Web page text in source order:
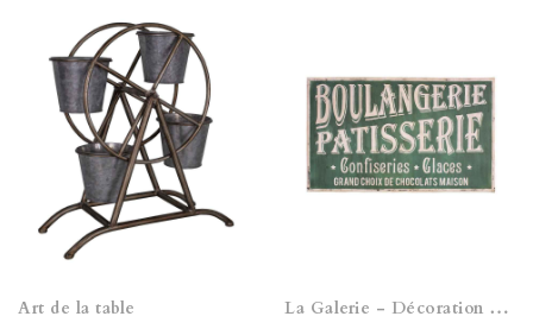
Art de la table La Galerie - Décoration murale